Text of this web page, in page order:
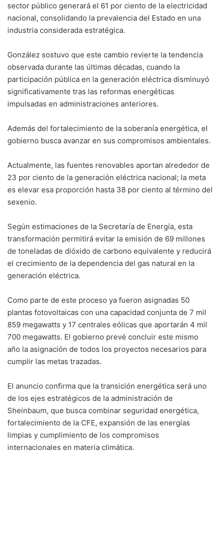
sector público generará el 61 por ciento de la electricidad
nacional, consolidando la prevalencia del Estado en una
industria considerada estratégica.
González sostuvo que este cambio revierte la tendencia
observada durante las últimas décadas, cuando la
participación pública en la generación eléctrica disminuyó
significativamente tras las reformas energéticas
impulsadas en administraciones anteriores.
Además del fortalecimiento de la soberanía energética, el
gobierno busca avanzar en sus compromisos ambientales.
Actualmente, las fuentes renovables aportan alrededor de
23 por ciento de la generación eléctrica nacional; la meta
es elevar esa proporción hasta 38 por ciento al término del
sexenio.
Según estimaciones de la Secretaría de Energía, esta
transformación permitirá evitar la emisión de 69 millones
de toneladas de dióxido de carbono equivalente y reducirá
el crecimiento de la dependencia del gas natural en la
generación eléctrica.
Como parte de este proceso ya fueron asignadas 50
plantas fotovoltaicas con una capacidad conjunta de 7 mil
859 megawatts y 17 centrales eólicas que aportarán 4 mil
700 megawatts. El gobierno prevé concluir este mismo
año la asignación de todos los proyectos necesarios para
cumplir las metas trazadas.
El anuncio confirma que la transición energética será uno
de los ejes estratégicos de la administración de
Sheinbaum, que busca combinar seguridad energética,
fortalecimiento de la CFE, expansión de las energías
limpias y cumplimiento de los compromisos
internacionales en materia climática.